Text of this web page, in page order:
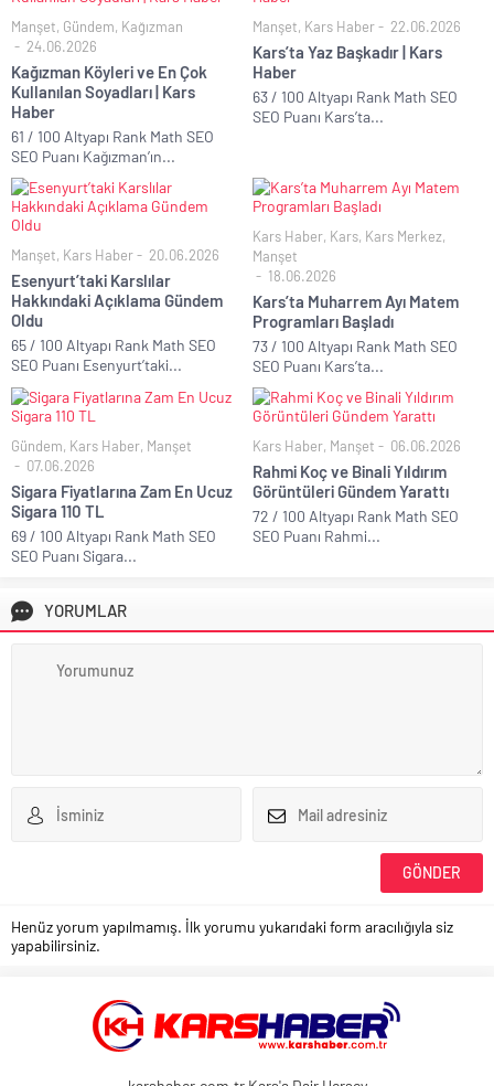
Manşet, Gündem, Kağızman
24.06.2026
Kağızman Köyleri ve En Çok
Kullanılan Soyadları | Kars
Haber
61 / 100 Altyapı Rank Math SEO
SEO Puanı Kağızman’ın...
Manşet, Kars Haber 22.06.2026
Kars’ta Yaz Başkadır | Kars
Haber
63 / 100 Altyapı Rank Math SEO
SEO Puanı Kars’ta...
Manşet, Kars Haber 20.06.2026
Esenyurt’taki Karslılar
Hakkındaki Açıklama Gündem
Oldu
65 / 100 Altyapı Rank Math SEO
SEO Puanı Esenyurt’taki...
Kars Haber, Kars, Kars Merkez,
Manşet
18.06.2026
Kars’ta Muharrem Ayı Matem
Programları Başladı
73 / 100 Altyapı Rank Math SEO
SEO Puanı Kars’ta...
Gündem, Kars Haber, Manşet
07.06.2026
Sigara Fiyatlarına Zam En Ucuz
Sigara 110 TL
69 / 100 Altyapı Rank Math SEO
SEO Puanı Sigara...
Kars Haber, Manşet 06.06.2026
Rahmi Koç ve Binali Yıldırım
Görüntüleri Gündem Yarattı
72 / 100 Altyapı Rank Math SEO
SEO Puanı Rahmi...
YORUMLAR
Henüz yorum yapılmamış. İlk yorumu yukarıdaki form aracılığıyla siz
yapabilirsiniz.